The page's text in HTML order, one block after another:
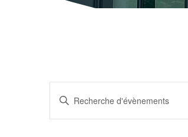
Recherche
Évènements
Search
Évènements